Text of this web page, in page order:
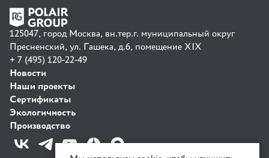
125047, город Москва, вн.тер.г. муниципальный округ
Пресненский, ул. Гашека, д.6, помещение XIX
+ 7 (495) 120-22-49
Новости
Наши проекты
Сертификаты
Экологичность
Производство